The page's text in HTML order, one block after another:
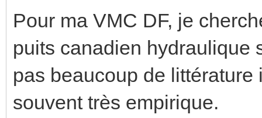
Pour ma VMC DF, je
puits canadien hydraulique
pas beaucoup de
souvent très empirique.